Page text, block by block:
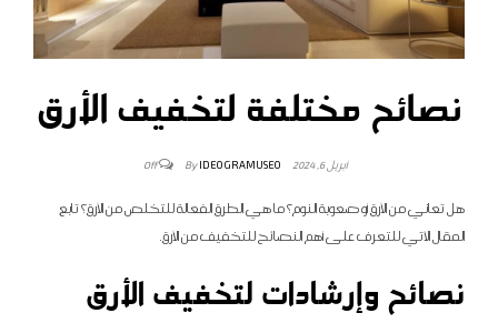
نصائح مختلفة لتخفيف الأرق
أبريل 6, 2024 Off By IDEOGRAMUSEO
هل تعاني من الأرق أو صعوبة النوم؟ ما هي الطرق الفعالة للتخلص من الأرق؟ تابع
المقال الآتي للتعرف على أهم النصائح للتخفيف من الأرق.
نصائح وإرشادات لتخفيف الأرق